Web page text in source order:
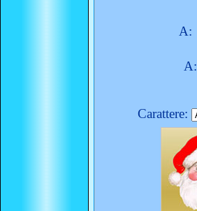
A:
A:
Carattere: